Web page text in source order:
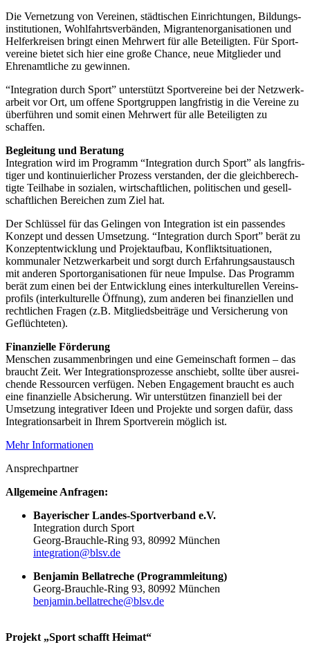
Die Vernet­zung von Verei­nen, städ­ti­schen Einrich­tun­gen, Bildungs­
in­sti­tu­tio­nen, Wohl­fahrts­ver­bän­den, Migran­ten­or­ga­ni­sa­tio­nen und
Helfer­krei­sen bringt einen Mehr­wert für alle Betei­lig­ten. Für Sport­
ver­eine bietet sich hier eine große Chance, neue Mitglie­der und
Ehren­amt­li­che zu gewinnen.
“Inte­gra­tion durch Sport” unter­stützt Sport­ver­eine bei der Netz­werk­
ar­beit vor Ort, um offene Sport­grup­pen lang­fris­tig in die Vereine zu
über­füh­ren und somit einen Mehr­wert für alle Betei­lig­ten zu
schaffen.
Beglei­tung und Bera­tung
Inte­gra­tion wird im Programm “Inte­gra­tion durch Sport” als lang­fris­
ti­ger und konti­nu­ier­li­cher Prozess verstan­den, der die gleich­be­rech­
tigte Teil­habe in sozia­len, wirt­schaft­li­chen, poli­ti­schen und gesell­
schaft­li­chen Berei­chen zum Ziel hat.
Der Schlüs­sel für das Gelin­gen von Inte­gra­tion ist ein passen­des
Konzept und dessen Umset­zung. “Inte­gra­tion durch Sport” berät zu
Konzept­ent­wick­lung und Projekt­auf­bau, Konflikt­si­tua­tio­nen,
kommu­na­ler Netz­werk­ar­beit und sorgt durch Erfah­rungs­aus­tausch
mit ande­ren Sport­or­ga­ni­sa­tio­nen für neue Impulse. Das Programm
berät zum einen bei der Entwick­lung eines inter­kul­tu­rel­len Vereins­
pro­fils (inter­kul­tu­relle Öffnung), zum ande­ren bei finan­zi­el­len und
recht­li­chen Fragen (z.B. Mitglieds­bei­träge und Versi­che­rung von
Geflüchteten).
Finan­zi­elle Förde­rung
Menschen zusam­men­brin­gen und eine Gemein­schaft formen – das
braucht Zeit. Wer Inte­gra­ti­ons­pro­zesse anschiebt, sollte über ausrei­
chende Ressour­cen verfü­gen. Neben Enga­ge­ment braucht es auch
eine finan­zi­elle Absi­che­rung. Wir unter­stüt­zen finan­zi­ell bei der
Umset­zung inte­gra­ti­ver Ideen und Projekte und sorgen dafür, dass
Inte­gra­ti­ons­ar­beit in Ihrem Sport­ver­ein möglich ist.
Mehr Infor­ma­tio­nen
Ansprech­part­ner
Allge­meine Anfragen:
Baye­ri­scher Landes-Sport­ver­band e.V.
Inte­gra­tion durch Sport
Georg-Brauchle-Ring 93, 80992 München
integration@​blsv.​de
Benja­min Bellat­re­che (Programm­lei­tung)
Georg-Brauchle-Ring 93, 80992 München
benjamin.​bellatreche@​blsv.​de
Projekt „Sport schafft Heimat“